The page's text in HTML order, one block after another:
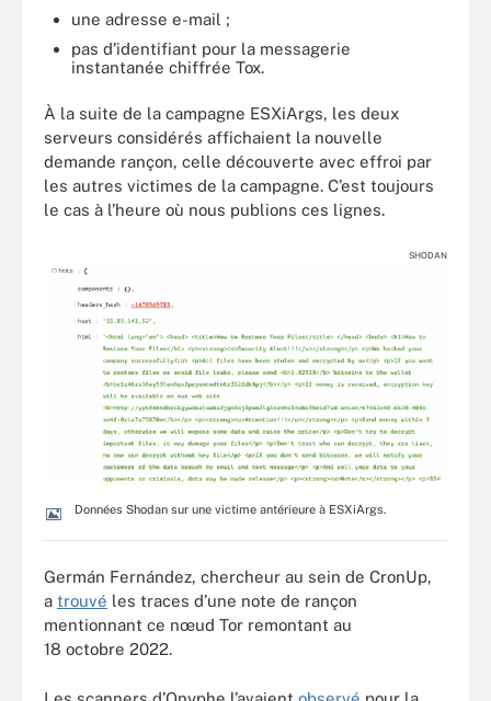
une adresse e-mail ;
pas d’identifiant pour la messagerie
instantanée chiffrée Tox.
À la suite de la campagne ESXiArgs, les deux
serveurs considérés affichaient la nouvelle
demande rançon, celle découverte avec effroi par
les autres victimes de la campagne. C’est toujours
le cas à l’heure où nous publions ces lignes.
SHODAN
Données Shodan sur une victime antérieure à ESXiArgs.
Germán Fernández, chercheur au sein de CronUp,
a trouvé les traces d’une note de rançon
mentionnant ce nœud Tor remontant au
18 octobre 2022.